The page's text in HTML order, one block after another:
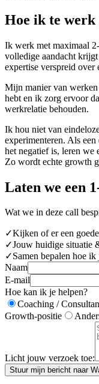
Hoe ik te werk
Ik werk met maximaal
volledige aandacht
expertise verspreid over
Mijn manier van
hebt en ik zorg ervoor
werkrelatie behouden.
Ik hou niet van
experimenteren. Als
het negatief is, leren we
Zo wordt echte growth
Laten we een
Wat we in deze call
✓Kijken of er een
✓Jouw huidige situatie
✓Samen bepalen hoe
Naam
E-mail
Hoe kan ik je helpen?
Coaching /
Growth-positie
Licht jouw verzoek toe:
Stuur mijn bericht naar